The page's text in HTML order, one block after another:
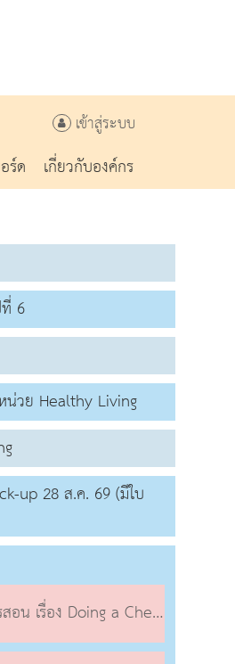
เข้าสู่ระบบ
ร์ด
เกี่ยวกับองค์กร
6
วย Healthy Living
up 28 ส.ค. 69 (มีใบ
เรื่อง Doing a Check-up